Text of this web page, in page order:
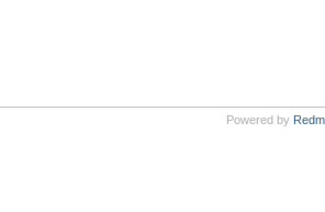
Powered by